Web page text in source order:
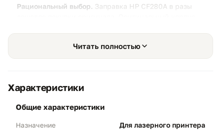
Рациональный выбор. Заправка HP CF280A в разы
перезаправки без потери контрастности текста.
01 Экономичность и ресурс
Объем 2 700 стр:
Профессиональная
Читать полностью
Характеристики
общие характеристики
Назначение Для лазерного принтера